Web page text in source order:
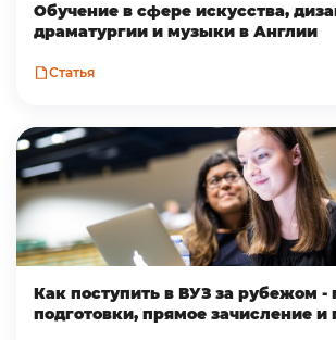
Обучение в сфере искусства,
драматургии и музыки в Англии
Статья
Как поступить в ВУЗ за рубежом
подготовки, прямое зачисление и